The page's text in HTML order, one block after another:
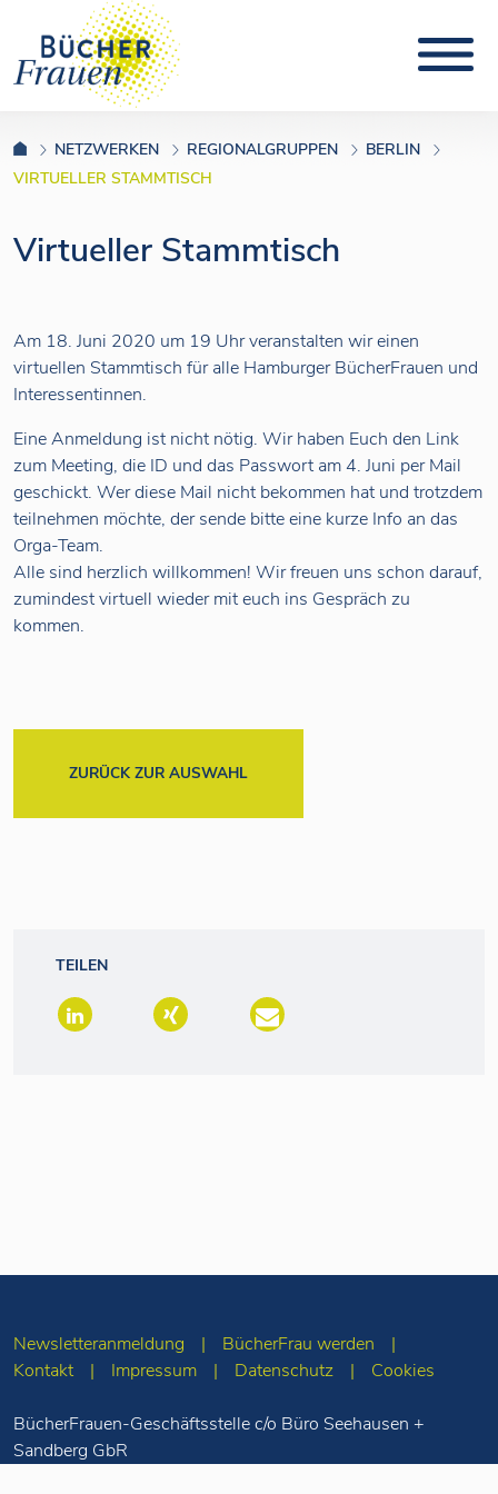
NETZWERKEN REGIONALGRUPPEN
BERLIN
VIRTUELLER STAMMTISCH
Virtueller Stammtisch
Am 18. Juni 2020 um 19 Uhr veranstalten wir einen
virtuellen Stammtisch für alle Hamburger BücherFrauen und
Interessentinnen.
Eine Anmeldung ist nicht nötig. Wir haben Euch den Link
zum Meeting, die ID und das Passwort am 4. Juni per Mail
geschickt. Wer diese Mail nicht bekommen hat und trotzdem
teilnehmen möchte, der sende bitte eine kurze Info an das
Orga-Team.
Alle sind herzlich willkommen! Wir freuen uns schon darauf,
zumindest virtuell wieder mit euch ins Gespräch zu
kommen.
ZURÜCK ZUR AUSWAHL
TEILEN
Newsletteranmeldung
BücherFrau werden
Kontakt
Impressum Datenschutz Cookies
BücherFrauen-Geschäftsstelle c/o Büro Seehausen +
Sandberg GbR